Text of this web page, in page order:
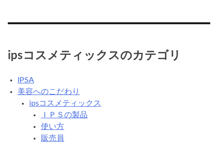
ipsコスメティックスのカテゴリ
IPSA
美容へのこだわり
ipsコスメティックス
ＩＰＳの製品
使い方
販売員